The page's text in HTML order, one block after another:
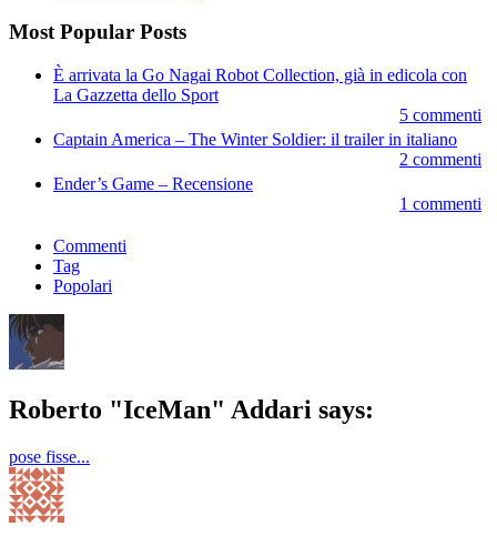
Most Popular Posts
È arrivata la Go Nagai Robot Collection, già in edicola con
La Gazzetta dello Sport
5 commenti
Captain America – The Winter Soldier: il trailer in italiano
2 commenti
Ender’s Game – Recensione
1 commenti
Commenti
Tag
Popolari
Roberto "IceMan" Addari says:
pose fisse...